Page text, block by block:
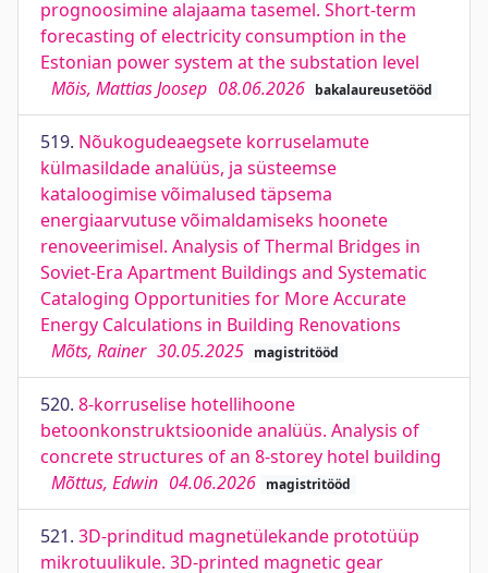
prognoosimine alajaama tasemel. Short-term
forecasting of electricity consumption in the
Estonian power system at the substation level
Mõis, Mattias Joosep 08.06.2026 bakalaureusetööd
519. Nõukogudeaegsete korruselamute
külmasildade analüüs, ja süsteemse
kataloogimise võimalused täpsema
energiaarvutuse võimaldamiseks hoonete
renoveerimisel. Analysis of Thermal Bridges in
Soviet-Era Apartment Buildings and Systematic
Cataloging Opportunities for More Accurate
Energy Calculations in Building Renovations
Mõts, Rainer 30.05.2025 magistritööd
520. 8-korruselise hotellihoone
betoonkonstruktsioonide analüüs. Analysis of
concrete structures of an 8-storey hotel building
Mõttus, Edwin 04.06.2026 magistritööd
521. 3D-prinditud magnetülekande prototüüp
mikrotuulikule. 3D-printed magnetic gear